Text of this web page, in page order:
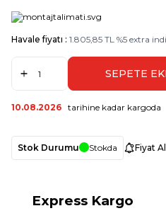
Havale fiyatı : 1.805,85 TL %5 extra
SEPETE
10.08.2026 tarihine kadar kargoda
Stok Durumu Stokda Fiyat
Express Kargo